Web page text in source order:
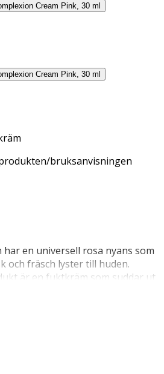
Cream Pink, 30 ml
Cream Pink, 30 ml
bruksanvisningen
en universell rosa nyans som
och fräsch lyster till huden.
är en fuktkräm som suddar ut
ut huden och minskar mörka
ögonen. Kan användas som en
runt ögonen. Kan användas som